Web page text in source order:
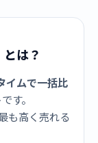
とは？
イムで一括比
す。
も高く売れる